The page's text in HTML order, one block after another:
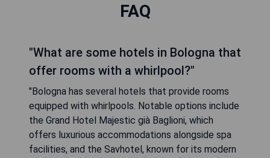
FAQ
"What are some hotels in Bologna that
offer rooms with a whirlpool?"
"Bologna has several hotels that provide rooms
equipped with whirlpools. Notable options include
the Grand Hotel Majestic già Baglioni, which
offers luxurious accommodations alongside spa
facilities, and the Savhotel, known for its modern